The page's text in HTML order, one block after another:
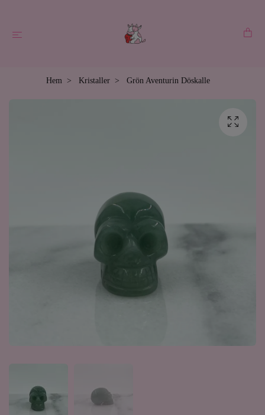
Hem Kristaller Grön Aventurin Döskalle